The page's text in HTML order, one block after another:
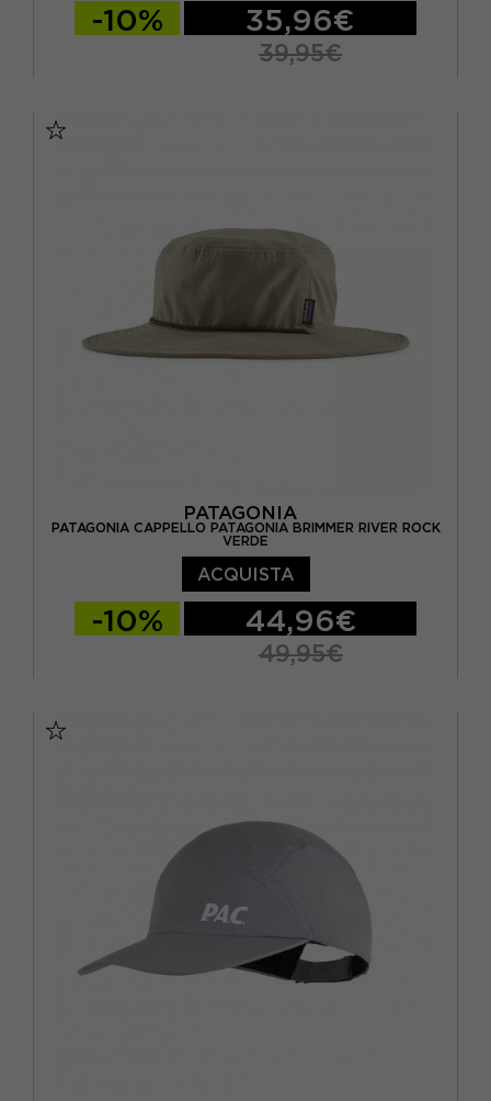
-10% 35,96€
39,95€
PATAGONIA
PATAGONIA CAPPELLO PATAGONIA BRIMMER RIVER ROCK
VERDE
ACQUISTA
-10% 44,96€
49,95€